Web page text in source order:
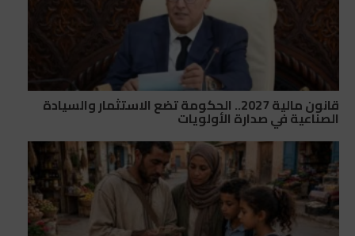
قانون مالية 2027.. الحكومة تضع الاستثمار والسيادة
الصناعية في صدارة الأولويات